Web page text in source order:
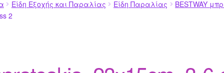
Είδη Εξοχής και Παραλίας Είδη Παραλίας
BESTWAY
2